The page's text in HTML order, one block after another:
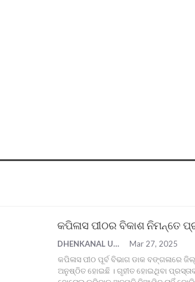
କପିଳାସ ପୀଠର ବିକାଶ ନିମନ୍ତେ
DHENKANAL UPDATE Mar 27, 2025
କପିଳାସ ପୀଠ ପୂର୍ବ ବିଭାଗ ଡାକ ବଙ୍ଗଳାରେ
ଅନୁଷ୍ଠିତ ହୋଇଛି । ଗୃହୀତ ହୋଇଥିବା